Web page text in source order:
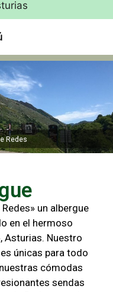
Redes
un albergue
en el hermoso
Asturias. Nuestro
únicas para todo
cómodas
sendas